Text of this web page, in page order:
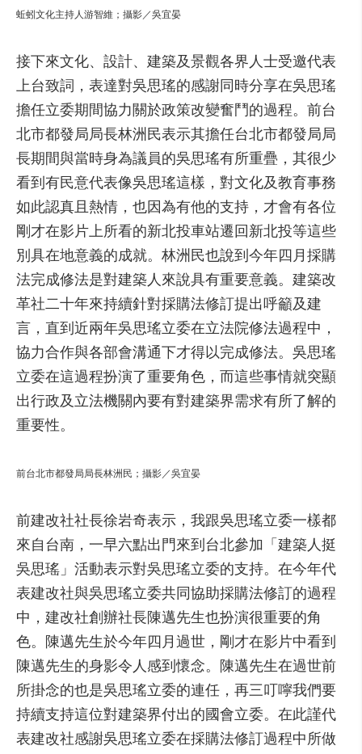
蚯蚓文化主持人游智維；攝影／吳宜晏
接下來文化、設計、建築及景觀各界人士受邀代表
上台致詞，表達對吳思瑤的感謝同時分享在吳思瑤
擔任立委期間協力關於政策改變奮鬥的過程。前台
北市都發局局長林洲民表示其擔任台北市都發局局
長期間與當時身為議員的吳思瑤有所重疊，其很少
看到有民意代表像吳思瑤這樣，對文化及教育事務
如此認真且熱情，也因為有他的支持，才會有各位
剛才在影片上所看的新北投車站遷回新北投等這些
別具在地意義的成就。林洲民也說到今年四月採購
法完成修法是對建築人來說具有重要意義。建築改
革社二十年來持續針對採購法修訂提出呼籲及建
言，直到近兩年吳思瑤立委在立法院修法過程中，
協力合作與各部會溝通下才得以完成修法。吳思瑤
立委在這過程扮演了重要角色，而這些事情就突顯
出行政及立法機關內要有對建築界需求有所了解的
重要性。
前台北市都發局局長林洲民；攝影／吳宜晏
前建改社社長徐岩奇表示，我跟吳思瑤立委一樣都
來自台南，一早六點出門來到台北參加「建築人挺
吳思瑤」活動表示對吳思瑤立委的支持。在今年代
表建改社與吳思瑤立委共同協助採購法修訂的過程
中，建改社創辦社長陳邁先生也扮演很重要的角
色。陳邁先生於今年四月過世，剛才在影片中看到
陳邁先生的身影令人感到懷念。陳邁先生在過世前
所掛念的也是吳思瑤立委的連任，再三叮嚀我們要
持續支持這位對建築界付出的國會立委。在此謹代
表建改社感謝吳思瑤立委在採購法修訂過程中所做